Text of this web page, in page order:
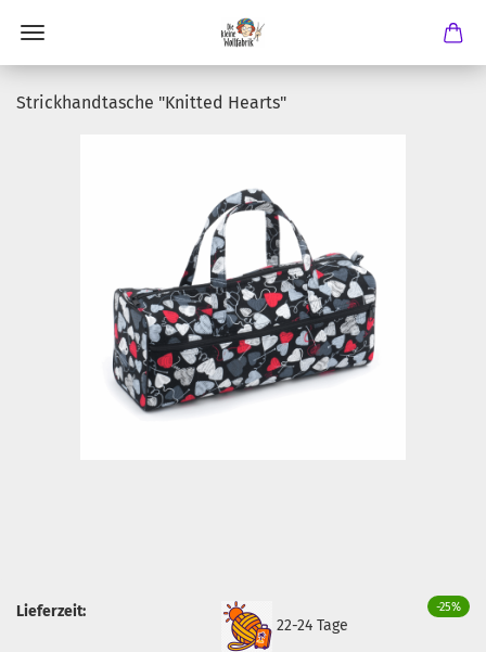
Strickhandtasche "Knitted Hearts"
-25%
Lieferzeit:
22-24 Tage